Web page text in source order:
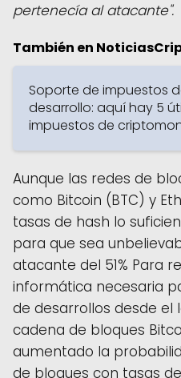
pertenecía al atacante".
También en
Soporte de impuestos
desarrollo: aquí hay 5
impuestos de
Aunque las redes de
como Bitcoin (BTC) y
tasas de hash lo
para que sea
atacante del 51% Para
informática necesaria
de desarrollos desde el
cadena de bloques
aumentado la
de bloques con tasas